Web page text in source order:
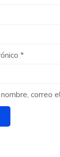
*
nombre, correo